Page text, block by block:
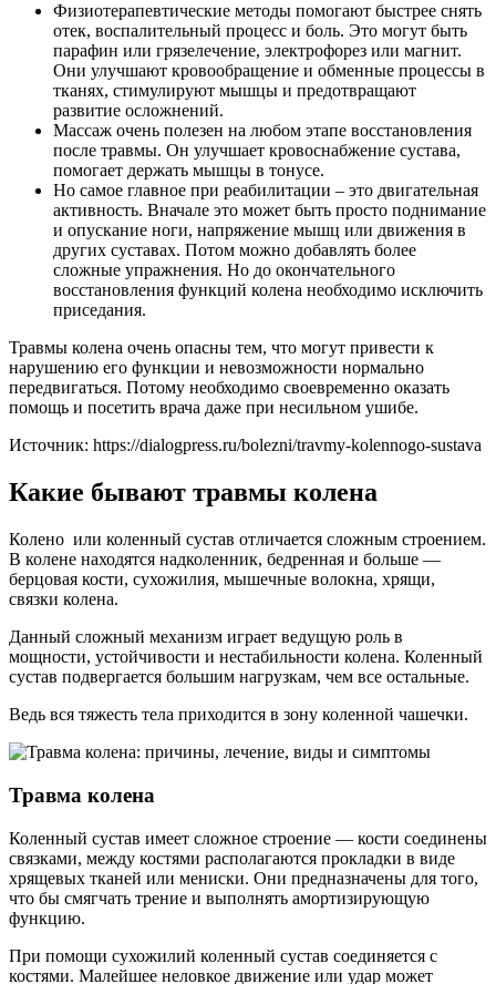
Физиотерапевтические методы помогают быстрее снять
отек, воспалительный процесс и боль. Это могут быть
парафин или грязелечение, электрофорез или магнит.
Они улучшают кровообращение и обменные процессы в
тканях, стимулируют мышцы и предотвращают
развитие осложнений.
Массаж очень полезен на любом этапе восстановления
после травмы. Он улучшает кровоснабжение сустава,
помогает держать мышцы в тонусе.
Но самое главное при реабилитации – это двигательная
активность. Вначале это может быть просто поднимание
и опускание ноги, напряжение мышц или движения в
других суставах. Потом можно добавлять более
сложные упражнения. Но до окончательного
восстановления функций колена необходимо исключить
приседания.
Травмы колена очень опасны тем, что могут привести к
нарушению его функции и невозможности нормально
передвигаться. Потому необходимо своевременно оказать
помощь и посетить врача даже при несильном ушибе.
Источник: https://dialogpress.ru/bolezni/travmy-kolennogo-sustava
Какие бывают травмы колена
Колено или коленный сустав отличается сложным строением.
В колене находятся надколенник, бедренная и больше —
берцовая кости, сухожилия, мышечные волокна, хрящи,
связки колена.
Данный сложный механизм играет ведущую роль в
мощности, устойчивости и нестабильности колена. Коленный
сустав подвергается большим нагрузкам, чем все остальные.
Ведь вся тяжесть тела приходится в зону коленной чашечки.
Травма колена
Коленный сустав имеет сложное строение — кости соединены
связками, между костями располагаются прокладки в виде
хрящевых тканей или мениски. Они предназначены для того,
что бы смягчать трение и выполнять амортизирующую
функцию.
При помощи сухожилий коленный сустав соединяется с
костями. Малейшее неловкое движение или удар может